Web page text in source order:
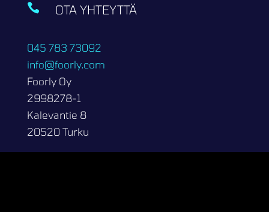
 OTA YHTEYTTÄ
045 783 73092
info@foorly.com
Foorly Oy
2998278-1
Kalevantie 8
20520 Turku